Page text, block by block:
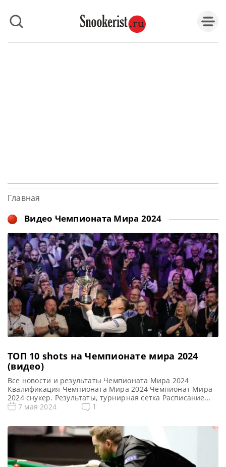
Главная
Видео Чемпионата Мира 2024
ТОП 10 shots на Чемпионате мира 2024
(видео)
Все новости и результаты Чемпионата Мира 2024
Квалификация Чемпионата Мира 2024 Чемпионат Мира
2024 снукер. Результаты, турнирная сетка Расписание
трансляций Чемпионата Мира 2024 Голосования и
мира 2024 (TOP TEN SHOTS — WORLD CHAMPIONSHIP
2024) Поделиться с друзьями:
7 мая 2024 1